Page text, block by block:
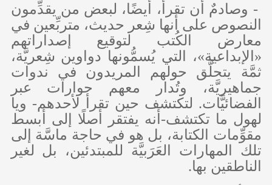
- وصادمٌ أن تقرأ، أيضًا، لبعض من يقدِّمون
النصوص على أنها شِعر حديث، متربِّعين في
معارض الكُتب لتوقيع إصداراتهم
«الإبداعية»، التي يُسمُّونها دواوين شِعريَّة،
ثمَّة يتحلَّق حولهم المريدون في ندوات
جماهيريَّة، وتُدار معهم حوارات عبر
الفضائيَّات. لتكتشف حين تقرأ لأحدهم- ويا
لهول ما تكتشف-أنه يفتقر أصلًا إلى أبسط
مقوِّمات الكتابة، بل هو في حاجة ماسَّة إلى
تلك المهارات العَرَبيَّة للمبتدئين، بل لغير
الناطقين بها.